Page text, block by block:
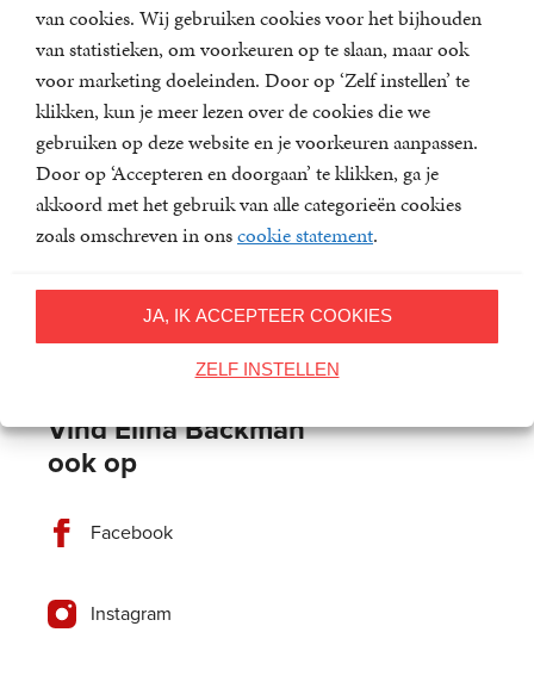
van cookies. Wij gebruiken cookies voor het bijhouden
van statistieken, om voorkeuren op te slaan, maar ook
voor marketing doeleinden. Door op ‘Zelf instellen’ te
klikken, kun je meer lezen over de cookies die we
gebruiken op deze website en je voorkeuren aanpassen.
Door op ‘Accepteren en doorgaan’ te klikken, ga je
akkoord met het gebruik van alle categorieën cookies
zoals omschreven in onscookie statement.
JA, IK ACCEPTEER COOKIES
ZELF INSTELLEN
Als het spoor
doodloopt
Elina
Backman
24,99
Paperback
Als de koning
sterft
Elina
Backman
21,99
Paperback
Vind Elina Backman
ook op
Facebook
Instagram